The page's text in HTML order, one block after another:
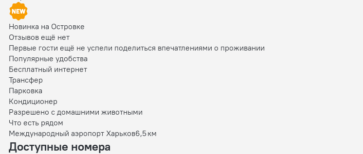
Новинка на Островке
Отзывов ещё нет
Первые гости ещё не успели поделиться впечатлениями о проживании
Популярные удобства
Бесплатный интернет
Трансфер
Парковка
Кондиционер
Разрешено с домашними животными
Что есть рядом
Международный аэропорт Харьков6,5 км
Доступные номера